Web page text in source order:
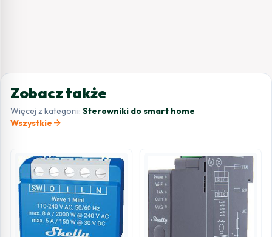
Zobacz także
Więcej z kategorii: Sterowniki do smart home
Wszystkie arrow_forward